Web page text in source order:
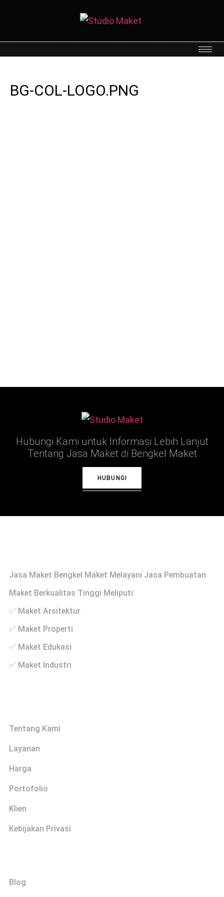
BG-COL-LOGO.PNG
Hubungi Kami untuk Informasi Lebih Lanjut
Tentang Jasa Maket di Bengkel Maket
HUBUNGI
Jasa Maket Bengkel Maket Melayani Jasa Pembuatan
Maket Berkualitas Tinggi Meliputi:
✅ Maket Arsitektur
✅ Maket Properti
✅ Maket Edukasi
✅ Maket Industri
Tentang Kami
Layanan
Harga
Portofolio
Klien
Kebijakan Privasi
Blog